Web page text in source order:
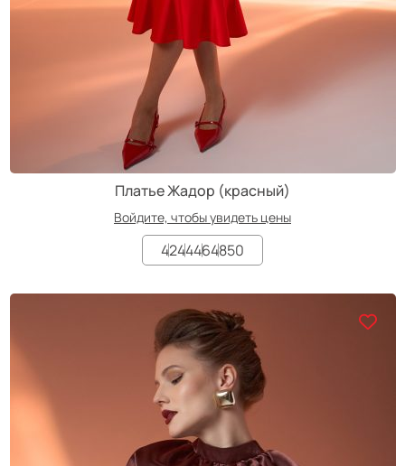
Платье Жадор (красный)
Войдите, чтобы увидеть цены
4244464850